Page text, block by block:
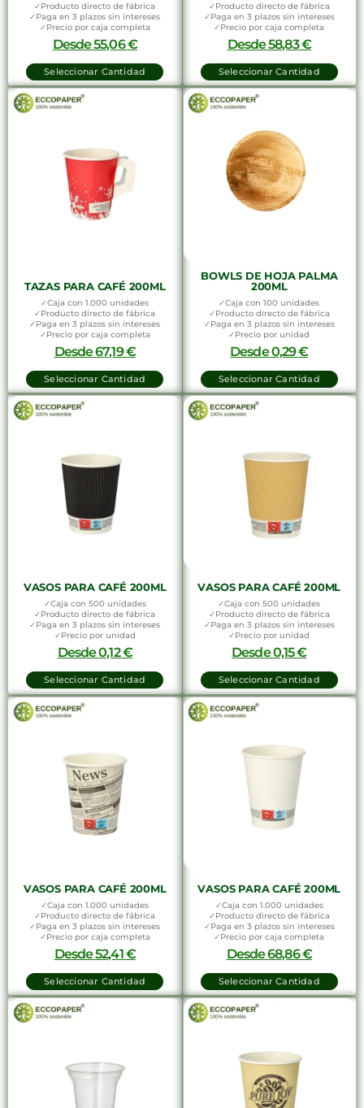
✓Producto directo de fábrica
✓Paga en 3 plazos sin intereses
✓Precio por caja completa
Desde55,06€
Seleccionar Cantidad
✓Producto directo de fábrica
✓Paga en 3 plazos sin intereses
✓Precio por caja completa
Desde58,83€
Seleccionar Cantidad
TAZAS PARA CAFÉ 200ML
✓Caja con 1.000 unidades
✓Producto directo de fábrica
✓Paga en 3 plazos sin intereses
✓Precio por caja completa
Desde67,19€
Seleccionar Cantidad
BOWLS DE HOJA PALMA
200ML
✓Caja con 100 unidades
✓Producto directo de fábrica
✓Paga en 3 plazos sin intereses
✓Precio por unidad
Desde0,29€
Seleccionar Cantidad
VASOS PARA CAFÉ 200ML
✓Caja con 500 unidades
✓Producto directo de fábrica
✓Paga en 3 plazos sin intereses
✓Precio por unidad
Desde0,12€
Seleccionar Cantidad
VASOS PARA CAFÉ 200ML
✓Caja con 500 unidades
✓Producto directo de fábrica
✓Paga en 3 plazos sin intereses
✓Precio por unidad
Desde0,15€
Seleccionar Cantidad
VASOS PARA CAFÉ 200ML
✓Caja con 1.000 unidades
✓Producto directo de fábrica
✓Paga en 3 plazos sin intereses
✓Precio por caja completa
Desde52,41€
Seleccionar Cantidad
VASOS PARA CAFÉ 200ML
✓Caja con 1.000 unidades
✓Producto directo de fábrica
✓Paga en 3 plazos sin intereses
✓Precio por caja completa
Desde68,86€
Seleccionar Cantidad